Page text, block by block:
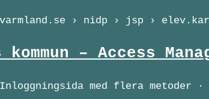
› nidp › jsp ›
– Access
med flera